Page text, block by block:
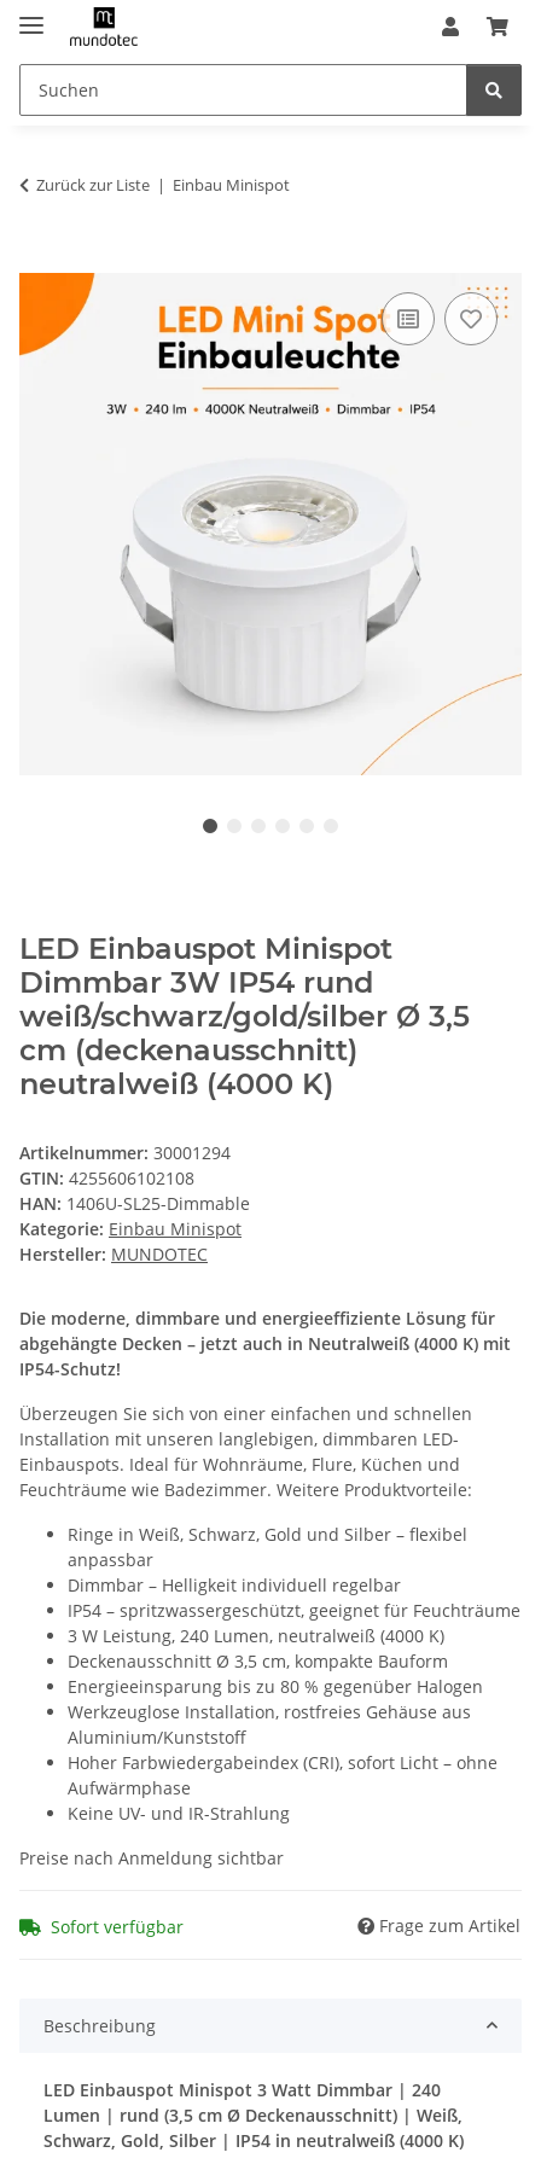
Zurück zur Liste Einbau Minispot
LED Einbauspot Minispot
Dimmbar 3W IP54 rund
weiß/schwarz/gold/silber Ø 3,5
cm (deckenausschnitt)
neutralweiß (4000 K)
Artikelnummer: 30001294
GTIN: 4255606102108
HAN: 1406U-SL25-Dimmable
Kategorie: Einbau Minispot
Hersteller: MUNDOTEC
Die moderne, dimmbare und energieeffiziente Lösung für
abgehängte Decken – jetzt auch in Neutralweiß (4000 K) mit
IP54-Schutz!
Überzeugen Sie sich von einer einfachen und schnellen
Installation mit unseren langlebigen, dimmbaren LED-
Einbauspots. Ideal für Wohnräume, Flure, Küchen und
Feuchträume wie Badezimmer. Weitere Produktvorteile:
Ringe in Weiß, Schwarz, Gold und Silber – flexibel
anpassbar
Dimmbar – Helligkeit individuell regelbar
IP54 – spritzwassergeschützt, geeignet für Feuchträume
3 W Leistung, 240 Lumen, neutralweiß (4000 K)
Deckenausschnitt Ø 3,5 cm, kompakte Bauform
Energieeinsparung bis zu 80 % gegenüber Halogen
Werkzeuglose Installation, rostfreies Gehäuse aus
Aluminium/Kunststoff
Hoher Farbwiedergabeindex (CRI), sofort Licht – ohne
Aufwärmphase
Keine UV- und IR-Strahlung
Preise nach Anmeldung sichtbar
Sofort verfügbar Frage zum Artikel
Beschreibung
LED Einbauspot Minispot 3 Watt Dimmbar | 240
Lumen | rund (3,5 cm Ø Deckenausschnitt) | Weiß,
Schwarz, Gold, Silber | IP54 in neutralweiß (4000 K)